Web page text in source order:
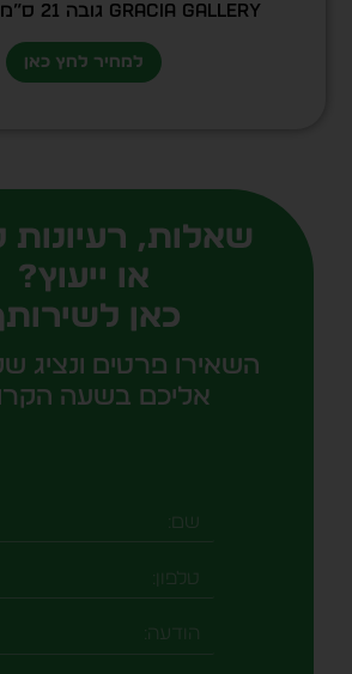
GRACIA GALLERY גובה 21 ס”מ דגם 3454
למחיר לחץ כאן
שאלות, רעיונות
או ייעוץ?
כאן
השאירו פרטים ונציג
אליכם בשעה
שם
טלפון
הודעה